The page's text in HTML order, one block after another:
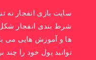
سایت بازی انفجار نه
شرط بندی انفجار
ها و آموزش هایی می
توانید پول خود را چند